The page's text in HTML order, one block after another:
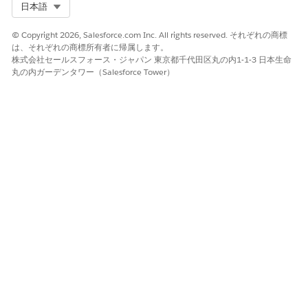
日本語
© Copyright 2026, Salesforce.com Inc. All rights reserved. それぞれの商標
は、それぞれの商標所有者に帰属します。
株式会社セールスフォース・ジャパン 東京都千代田区丸の内1-1-3 日本生命
丸の内ガーデンタワー（Salesforce Tower）